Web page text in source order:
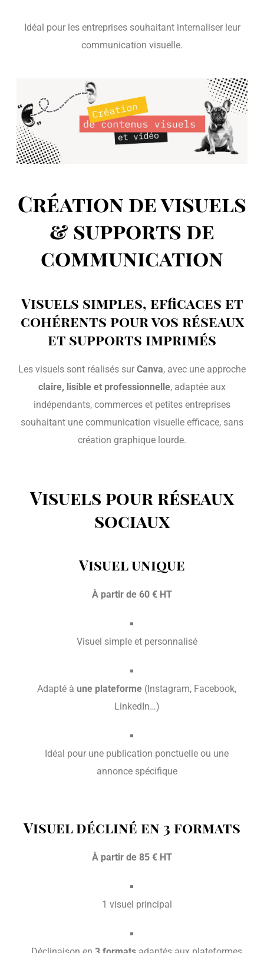
Idéal pour les entreprises souhaitant internaliser leur
communication visuelle.
Création de visuels
& supports de
communication
Visuels simples, efficaces et
cohérents pour vos réseaux
et supports imprimés
Les visuels sont réalisés sur Canva, avec une approche
claire, lisible et professionnelle, adaptée aux
indépendants, commerces et petites entreprises
souhaitant une communication visuelle efficace, sans
création graphique lourde.
Visuels pour réseaux
sociaux
Visuel unique
À partir de 60 € HT
Visuel simple et personnalisé
Adapté à une plateforme (Instagram, Facebook,
LinkedIn…)
Idéal pour une publication ponctuelle ou une
annonce spécifique
Visuel décliné en 3 formats
À partir de 85 € HT
1 visuel principal